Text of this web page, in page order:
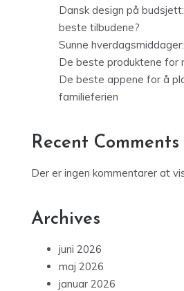
Dansk design på
beste tilbudene?
Sunne
De beste produktene for
De beste appene for å
familieferien
Recent Comments
Der er ingen kommentarer at
Archives
juni 2026
maj 2026
januar 2026